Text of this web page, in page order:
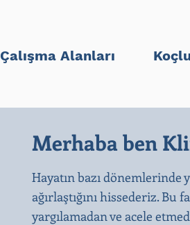
Çalışma Alanları
Merhaba ben
Hayatın bazı dönemlerinde
ağırlaştığını hissederiz. Bu
yargılamadan ve acele